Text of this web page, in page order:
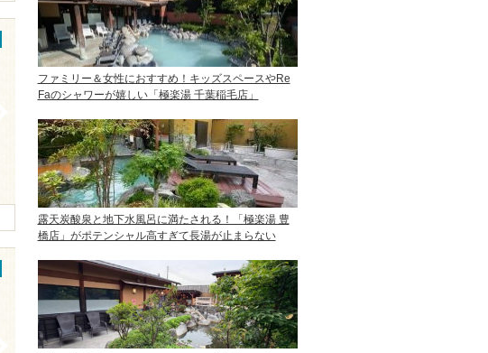
ファミリー＆女性におすすめ！キッズスペースやRe
Faのシャワーが嬉しい「極楽湯 千葉稲毛店」
露天炭酸泉と地下水風呂に満たされる！「極楽湯 豊
橋店」がポテンシャル高すぎて長湯が止まらない